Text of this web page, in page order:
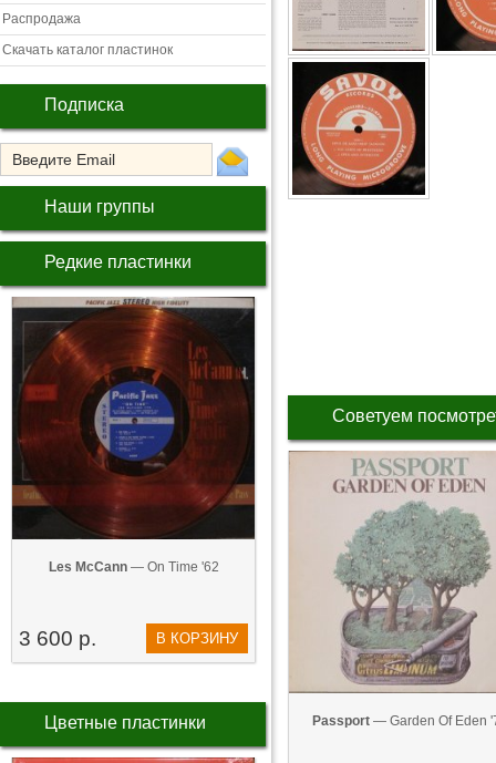
Распродажа
Скачать каталог пластинок
Подписка
Наши группы
Редкие пластинки
Les McCann— On Time '62
3 600 р. В КОРЗИНУ
Цветные пластинки
Советуем
Passport — Garden Of Eden